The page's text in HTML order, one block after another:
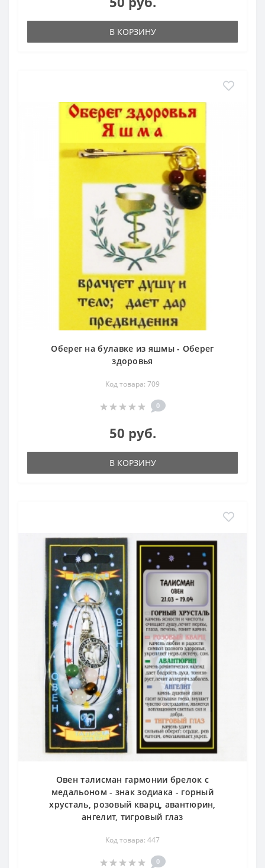
В КОРЗИНУ
Оберег на булавке из яшмы - Оберег
здоровья
Код товара: 709
0
50 руб.
В КОРЗИНУ
Овен талисман гармонии брелок с
медальоном - знак зодиака - горный
хрусталь, розовый кварц, авантюрин,
ангелит, тигровый глаз
Код товара: 447
0